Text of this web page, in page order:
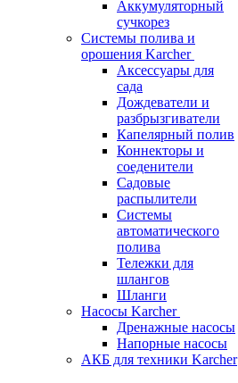
Аккумуляторный
сучкорез
Системы полива и
орошения Karcher
Аксессуары для
сада
Дождеватели и
разбрызгиватели
Капелярный полив
Коннекторы и
соеденители
Садовые
распылители
Системы
автоматического
полива
Тележки для
шлангов
Шланги
Насосы Karcher
Дренажные насосы
Напорные насосы
АКБ для техники Karcher